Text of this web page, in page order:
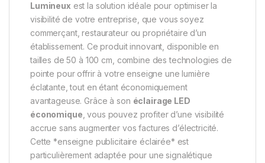
Lumineux est la solution idéale pour optimiser la
visibilité de votre entreprise, que vous soyez
commerçant, restaurateur ou propriétaire d’un
établissement. Ce produit innovant, disponible en
tailles de 50 à 100 cm, combine des technologies de
pointe pour offrir à votre enseigne une lumière
éclatante, tout en étant économiquement
avantageuse. Grâce à son éclairage LED
économique , vous pouvez profiter d’une visibilité
accrue sans augmenter vos factures d’électricité.
Cette *enseigne publicitaire éclairée* est
particulièrement adaptée pour une signalétique